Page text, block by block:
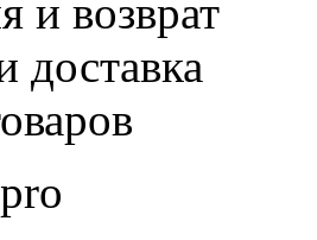
и возврат
доставка